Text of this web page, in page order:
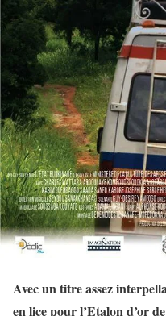
Avec un titre assez
en lice pour l’Etalon d’or